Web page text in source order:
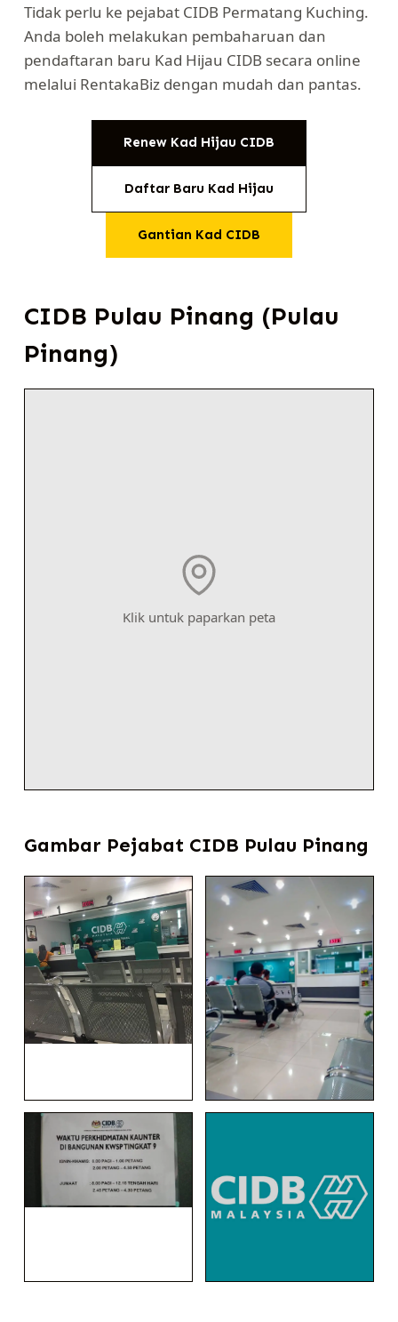
Tidak perlu ke pejabat CIDB Permatang Kuching.
Anda boleh melakukan pembaharuan dan
pendaftaran baru Kad Hijau CIDB secara online
melalui RentakaBiz dengan mudah dan pantas.
Renew Kad Hijau CIDB
Daftar Baru Kad Hijau
Gantian Kad CIDB
CIDB Pulau Pinang (Pulau
Pinang)
Klik untuk paparkan peta
Gambar Pejabat CIDB Pulau Pinang